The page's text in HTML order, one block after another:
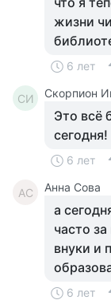
жизни
6 лет
СИ Скорпион
Это всё
сегодня!
6 лет
АС Анна Сова
а
часто
внуки и
6 лет